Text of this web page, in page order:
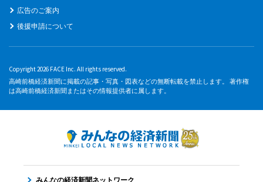
広告のご案内
後援申請について
Copyright 2026 FACE Inc. All rights reserved.
高崎前橋経済新聞に掲載の記事・写真・図表などの無断転載を禁止します。 著作権
は高崎前橋経済新聞またはその情報提供者に属します。
みんなの経済新聞ネットワーク